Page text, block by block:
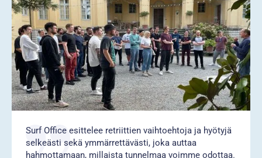
Surf Office esittelee retriittien vaihtoehtoja ja hyötyjä
selkeästi sekä ymmärrettävästi, joka auttaa
hahmottamaan, millaista tunnelmaa voimme odottaa.